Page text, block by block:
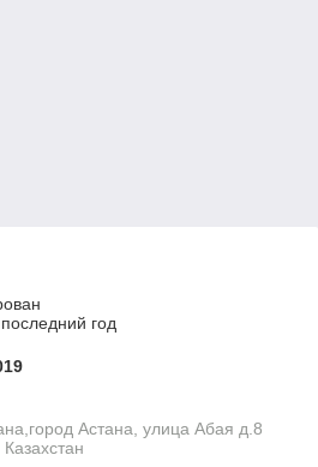
год
Астана, улица Абая д.8